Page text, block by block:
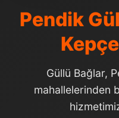
Pendik
Güllü Bağlar,
mahallelerinden